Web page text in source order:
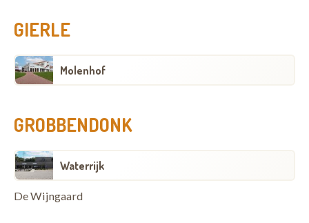
GIERLE
Molenhof
GROBBENDONK
Waterrijk
De Wijngaard